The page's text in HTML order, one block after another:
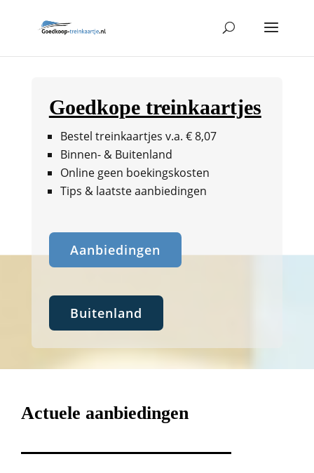
Goedkope treinkaartjes
Bestel treinkaartjes v.a. € 8,07
Binnen- & Buitenland
Online geen boekingskosten
Tips & laatste aanbiedingen
Aanbiedingen
Buitenland
Actuele aanbiedingen